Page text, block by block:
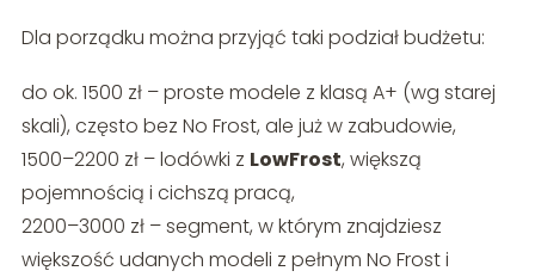
Dla porządku można przyjąć taki podział budżetu:
do ok. 1500 zł – proste modele z klasą A+ (wg starej
skali), często bez No Frost, ale już w zabudowie,
1500–2200 zł – lodówki z LowFrost, większą
pojemnością i cichszą pracą,
2200–3000 zł – segment, w którym znajdziesz
większość udanych modeli z pełnym No Frost i